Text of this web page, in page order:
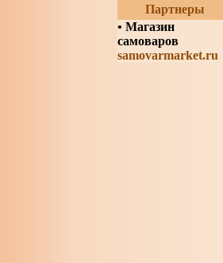
Партнеры
• Магазин
самоваров
samovarmarket.ru